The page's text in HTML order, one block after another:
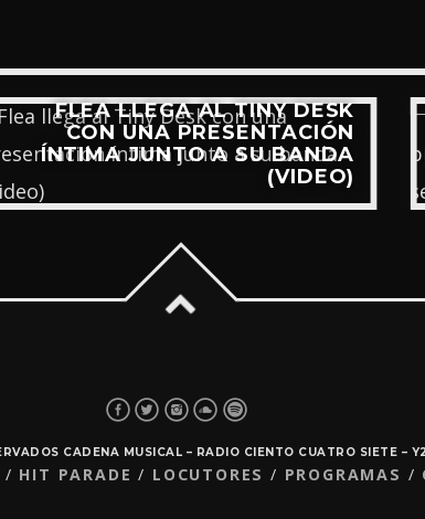
FLEA LLEGA AL TINY DESK
CON UNA PRESENTACIÓN
ÍNTIMA JUNTO A SU BANDA
(VIDEO)
CADENA MUSICAL – RADIO CIENTO CUATRO SIETE –
HIT PARADE LOCUTORES PROGRAMAS